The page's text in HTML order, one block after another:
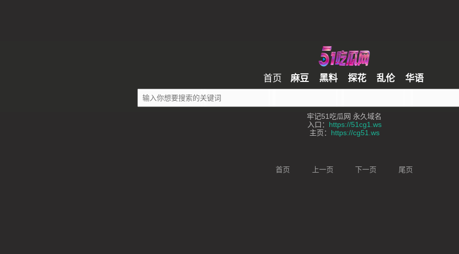
首页 麻豆 黑料 探花 乱伦 华语
牢记51吃瓜网 永久域名
入口： https://51cg1.ws
主页： https://cg51.ws
首页 上一页 下一页 尾页